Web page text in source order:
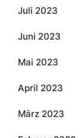
Juli 2023
Juni 2023
Mai 2023
April 2023
März 2023